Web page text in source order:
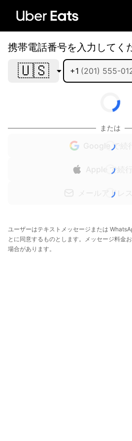
携帯電話番号を入力してく
🇺🇸 +1
または
Google で続
Apple で続
メールアドレ
ユーザーはテキストメッセージまたは
とに同意するものとします。メッセージ料金
場合があります。